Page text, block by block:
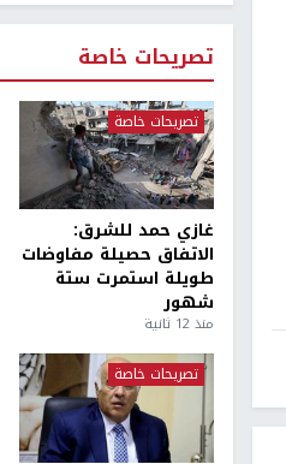
تصريحات خاصة
تصريحات خاصة
غازي حمد للشرق:
الاتفاق حصيلة مفاوضات
طويلة استمرت ستة
شهور
منذ 12 ثانية
تصريحات خاصة